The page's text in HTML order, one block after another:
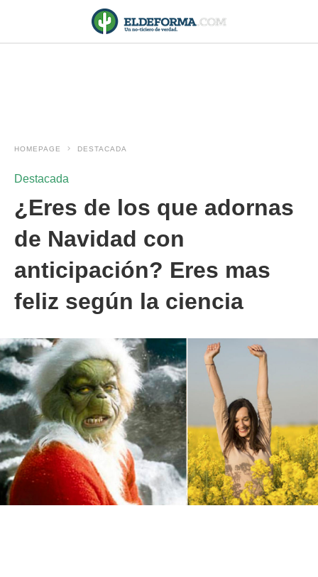
HOMEPAGE DESTACADA
Destacada
¿Eres de los que adornas
de Navidad con
anticipación? Eres mas
feliz según la ciencia